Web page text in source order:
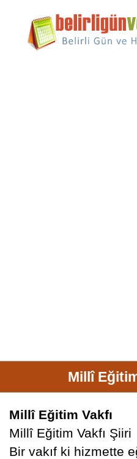
Millî
Millî Eğitim Vakfı
Millî Eğitim Vakfı Şiiri
Bir vakıf ki hizmette